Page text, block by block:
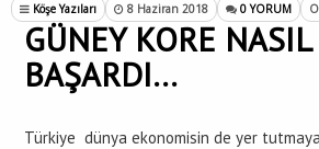
Köşe Yazıları 8 Haziran 2018 0 YORUM
GÜNEY KORE NASIL
BAŞARDI…
Türkiye dünya ekonomisin de yer